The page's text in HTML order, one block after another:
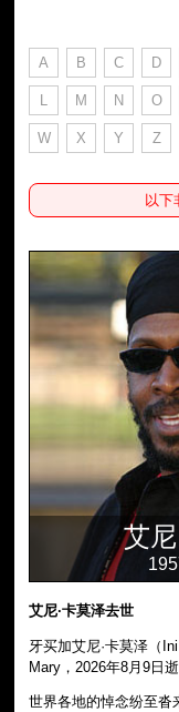
A B C D
L M N O
W X Y Z
以下
艾
艾尼·卡莫泽去世
牙买加艾尼·卡莫泽（
Mary，2026年8月9日
世界各地的悼念纷至沓